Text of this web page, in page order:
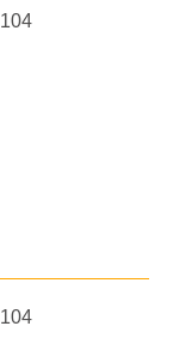
104
104